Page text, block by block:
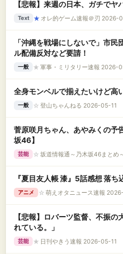
【悲報】来週の日本、ガチでヤ
Text ★ オレ的ゲーム速報＠刃 2026-
「沖縄を戦場にしないで」市
ル配備反対など要請！
一般 ★ 軍事・ミリタリー速報 2026-
全身モンベルで揃えたいけど高
一般 ☆ 登山ちゃんねる 2026-05-11
菅原咲月ちゃん、あやみくの予
坂46】
芸能 ☆ 坂道情報通～乃木坂46まとめ
『夏目友人帳 漆』5話感想 落ち
アニメ ☆ 萌えオタニュース速報
【悲報】ロバーツ監督、不振
れている。」
芸能 ★ 日刊やきう速報 2026-05-11